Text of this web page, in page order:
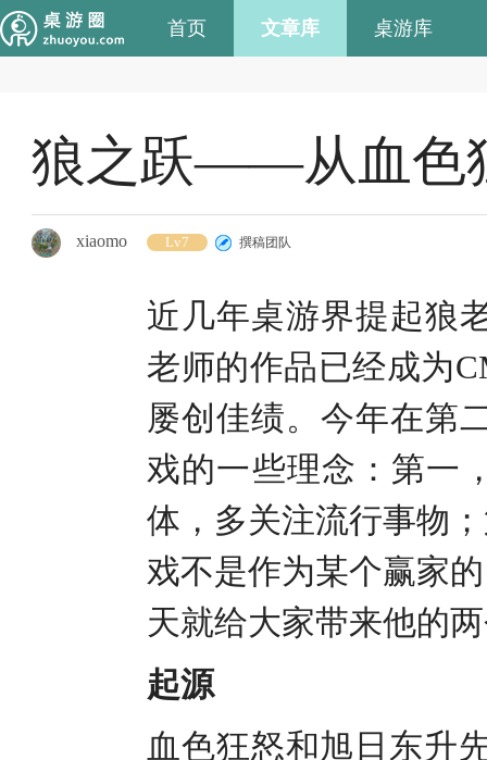
首页 文章库 桌游库
狼之跃——从血色
xiaomo Lv7 撰稿团队
近几年桌游界提起狼
老师的作品已经成为C
屡创佳绩。今年在第
戏的一些理念：第一
体，多关注流行事物
戏不是作为某个赢家
天就给大家带来他的
起源
血色狂怒和旭日东升